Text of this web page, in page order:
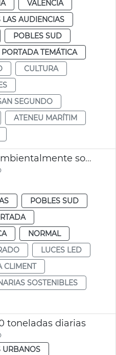
VALENCIA
LAS AUDIENCIAS
POBLES SUD
PORTADA TEMÁTICA
CULTURA
SEGUNDO
ATENEU MARÍTIM
Alumbrado medioambientalmente sostenible en la Devesa del Saler y Pinedo
POBLES SUD
NORMAL
LUCES LED
CLIMENT
SOSTENIBLES
toneladas diarias
URBANOS